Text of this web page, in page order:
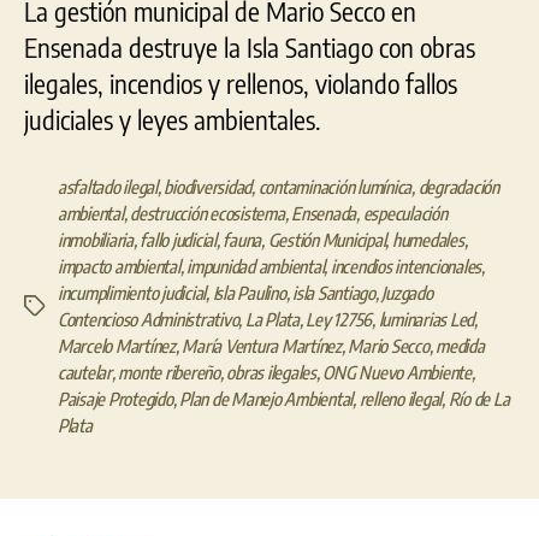
La gestión municipal de Mario Secco en
Ensenada destruye la Isla Santiago con obras
ilegales, incendios y rellenos, violando fallos
judiciales y leyes ambientales.
Etiquetas
asfaltado ilegal,biodiversidad, contaminación lumínica, degradación
ambiental,destrucción ecosistema,Ensenada, especulación
inmobiliaria,fallo judicial,fauna, Gestión Municipal,humedales,
impacto ambiental,impunidad ambiental,incendios intencionales,
incumplimiento judicial, Isla Paulino,isla Santiago,Juzgado
Contencioso Administrativo, La Plata,Ley 12756, luminarias Led,
Marcelo Martínez,María Ventura Martínez,Mario Secco,medida
cautelar,monte ribereño,obras ilegales,ONG Nuevo Ambiente,
Paisaje Protegido,Plan de Manejo Ambiental, relleno ilegal, Río de La
Plata